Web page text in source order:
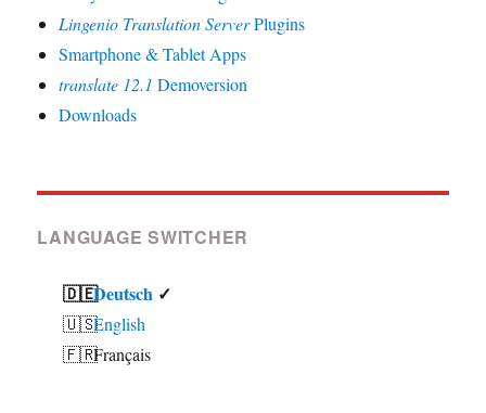
Lingenio Translation ServerPlugins
Smartphone & Tablet Apps
translate 12.1 Demoversion
Downloads
LANGUAGE SWITCHER
Deutsch
English
Français